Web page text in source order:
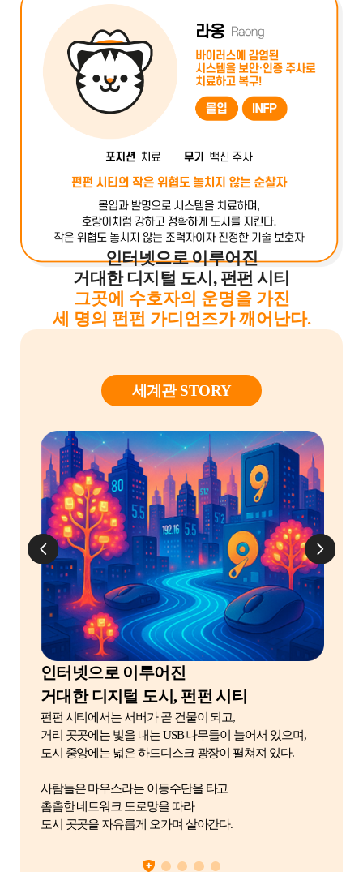
인터넷으로 이루어진
거대한 디지털 도시, 펀펀 시티
그곳에 수호자의 운명을 가진
세 명의 펀펀 가디언즈가 깨어난다.
세계관 STORY
인터넷으로 이루어진
거대한 디지털 도시, 펀펀 시티
펀펀 시티에서는 서버가 곧 건물이 되고,
거리 곳곳에는 빛을 내는 USB 나무들이 늘어서 있으며,
도시 중앙에는 넓은 하드디스크 광장이 펼쳐져 있다.
사람들은 마우스라는 이동수단을 타고
촘촘한 네트워크 도로망을 따라
도시 곳곳을 자유롭게 오가며 살아간다.